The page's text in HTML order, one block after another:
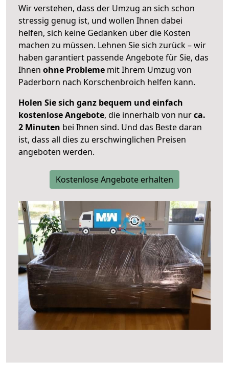
Wir verstehen, dass der Umzug an sich schon
stressig genug ist, und wollen Ihnen dabei
helfen, sich keine Gedanken über die Kosten
machen zu müssen. Lehnen Sie sich zurück – wir
haben garantiert passende Angebote für Sie, das
Ihnen ohne Probleme mit Ihrem Umzug von
Paderborn nach Korschenbroich helfen kann.
Holen Sie sich ganz bequem und einfach
kostenlose Angebote, die innerhalb von nurca.
2 Minuten bei Ihnen sind. Und das Beste daran
ist, dass all dies zu erschwinglichen Preisen
angeboten werden.
Kostenlose Angebote erhalten